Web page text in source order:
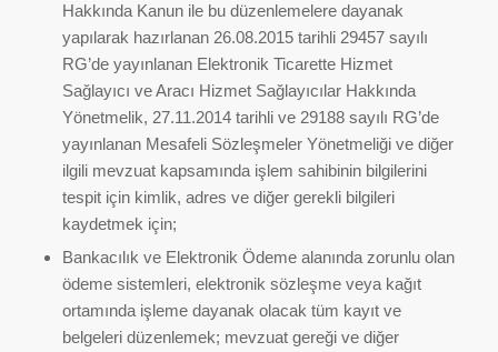
Hakkında Kanun ile bu düzenlemelere dayanak
yapılarak hazırlanan 26.08.2015 tarihli 29457 sayılı
RG’de yayınlanan Elektronik Ticarette Hizmet
Sağlayıcı ve Aracı Hizmet Sağlayıcılar Hakkında
Yönetmelik, 27.11.2014 tarihli ve 29188 sayılı RG’de
yayınlanan Mesafeli Sözleşmeler Yönetmeliği ve diğer
ilgili mevzuat kapsamında işlem sahibinin bilgilerini
tespit için kimlik, adres ve diğer gerekli bilgileri
kaydetmek için;
Bankacılık ve Elektronik Ödeme alanında zorunlu olan
ödeme sistemleri, elektronik sözleşme veya kağıt
ortamında işleme dayanak olacak tüm kayıt ve
belgeleri düzenlemek; mevzuat gereği ve diğer